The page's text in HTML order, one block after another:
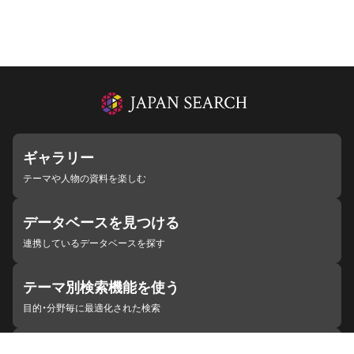
ギャラリー
テーマや人物の資料を楽しむ
データベースを見つける
連携しているデータベースを探す
テーマ別検索機能を使う
目的・分野毎に最適化された検索